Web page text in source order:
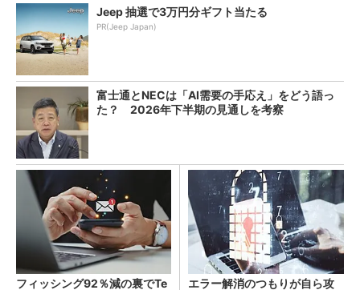
Jeep 抽選で3万円分ギフト当たる
PR(Jeep Japan)
富士通とNECは「AI需要の手応え」をどう語っ
た？ 2026年下半期の見通しを考察
フィッシング92％減の裏でTe エラー解消のつもりが自ら攻